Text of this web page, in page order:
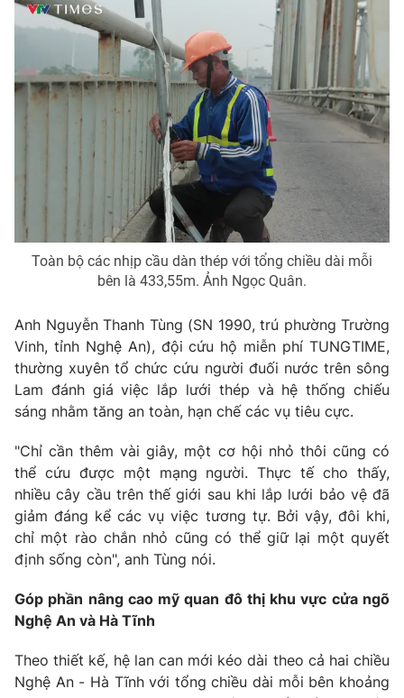
® Cấm sao chép dưới mọi hình thức nếu không có sự chấp
thuận bằng văn bản. Ghi rõ nguồn VTV.vn khi phát hành lại
thông tin từ website này.
Toàn bộ các nhịp cầu dàn thép với tổng chiều dài mỗi
bên là 433,55m. Ảnh Ngọc Quân.
Anh Nguyễn Thanh Tùng (SN 1990, trú phường Trường
Vinh, tỉnh Nghệ An), đội cứu hộ miễn phí TUNGTIME,
thường xuyên tổ chức cứu người đuối nước trên sông
Lam đánh giá việc lắp lưới thép và hệ thống chiếu
sáng nhằm tăng an toàn, hạn chế các vụ tiêu cực.
"Chỉ cần thêm vài giây, một cơ hội nhỏ thôi cũng có
thể cứu được một mạng người. Thực tế cho thấy,
nhiều cây cầu trên thế giới sau khi lắp lưới bảo vệ đã
giảm đáng kể các vụ việc tương tự. Bởi vậy, đôi khi,
chỉ một rào chắn nhỏ cũng có thể giữ lại một quyết
định sống còn", anh Tùng nói.
Góp phần nâng cao mỹ quan đô thị khu vực cửa ngõ
Nghệ An và Hà Tĩnh
Theo thiết kế, hệ lan can mới kéo dài theo cả hai chiều
Nghệ An - Hà Tĩnh với tổng chiều dài mỗi bên khoảng